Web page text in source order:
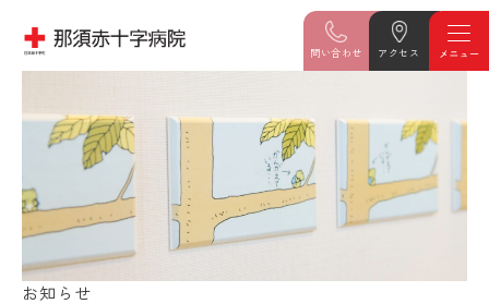
問い合わせ アクセス
お知らせ